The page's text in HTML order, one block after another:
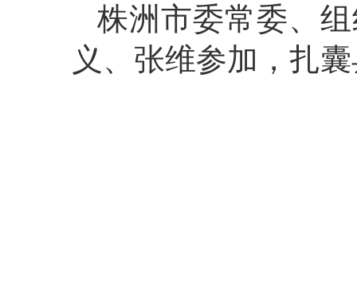
株洲市委常委、
义、张维参加，扎